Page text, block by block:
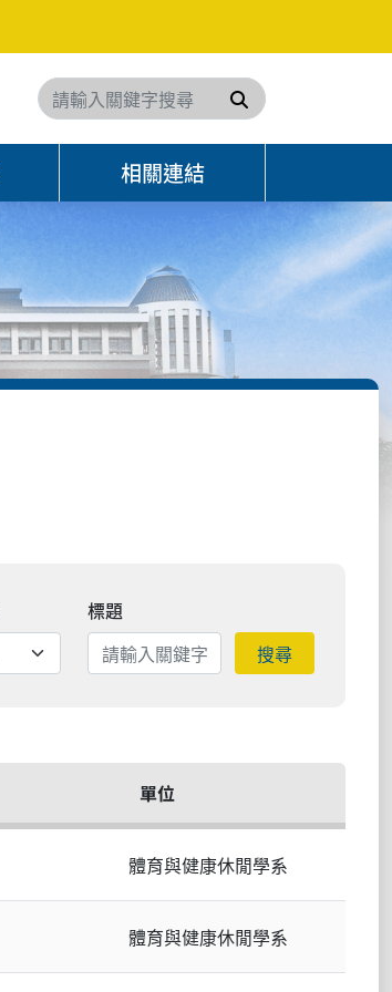
搜尋
相關連結
標題
搜尋
單位
體育與健康休閒學系
體育與健康休閒學系